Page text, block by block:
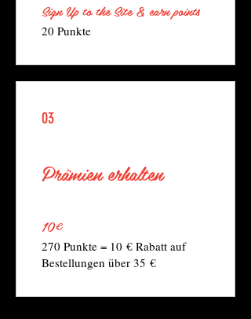
Sign Up to the Site & earn points
20 Punkte
03
Prämien erhalten
10€
270 Punkte = 10 € Rabatt auf
Bestellungen über 35 €